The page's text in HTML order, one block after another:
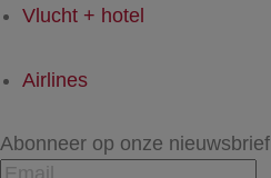
Vlucht + hotel
Airlines
Abonneer op onze nieuwsbrief